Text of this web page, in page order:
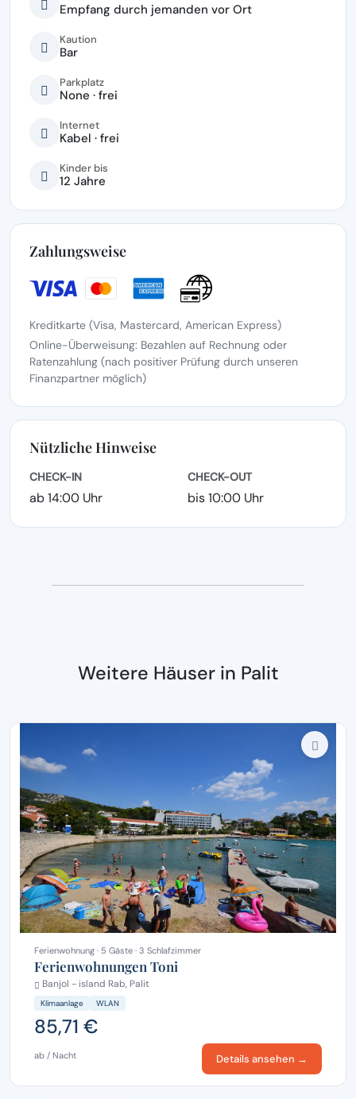
Empfang durch jemanden vor Ort
Kaution
Bar
Parkplatz
None · frei
Internet
Kabel · frei
Kinder bis
12 Jahre
Zahlungsweise
Kreditkarte (Visa, Mastercard, American Express)
Online-Überweisung: Bezahlen auf Rechnung oder
Ratenzahlung (nach positiver Prüfung durch unseren
Finanzpartner möglich)
Nützliche Hinweise
CHECK-IN
ab 14:00 Uhr
CHECK-OUT
bis 10:00 Uhr
Weitere Häuser in Palit
Ferienwohnung · 5 Gäste · 3 Schlafzimmer
Ferienwohnungen Toni
Banjol - island Rab, Palit
Klimaanlage WLAN
85,71 €
ab / Nacht Details ansehen →